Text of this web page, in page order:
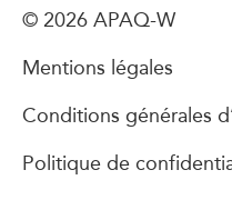
© 2026 APAQ-W
Mentions légales
Conditions générales
Politique de